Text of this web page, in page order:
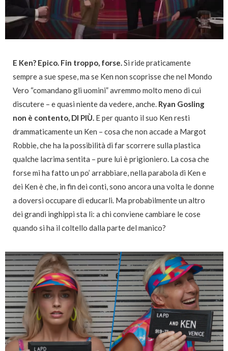
E Ken? Epico. Fin troppo, forse.Si ride praticamente
sempre a sue spese, ma se Ken non scoprisse che nel Mondo
Vero “comandano gli uomini” avremmo molto meno di cui
discutere – e quasi niente da vedere, anche. Ryan Gosling
non è contento, DI PIÙ. E per quanto il suo Ken resti
drammaticamente un Ken – cosa che non accade a Margot
Robbie, che ha la possibilità di far scorrere sulla plastica
qualche lacrima sentita – pure lui è prigioniero. La cosa che
forse mi ha fatto un po’ arrabbiare, nella parabola di Ken e
dei Ken è che, in fin dei conti, sono ancora una volta le donne
a doversi occupare di educarli. Ma probabilmente un altro
dei grandi inghippi sta lì: a chi conviene cambiare le cose
quando si ha il coltello dalla parte del manico?